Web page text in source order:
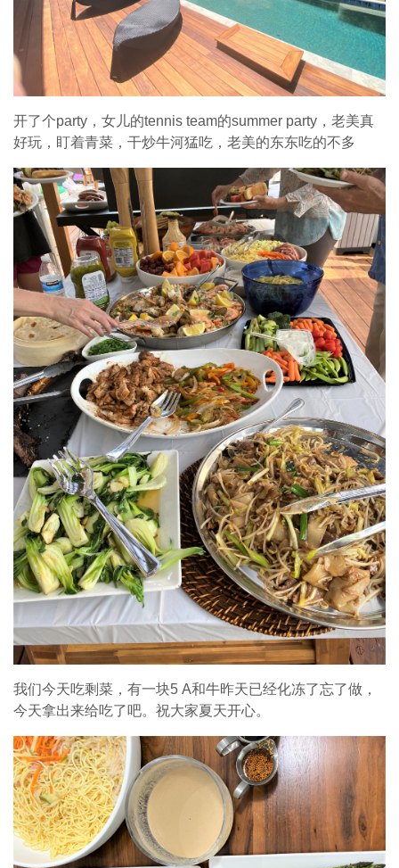
开了个party，女儿的tennis team的summer party，老美真
好玩，盯着青菜，干炒牛河猛吃，老美的东东吃的不多
我们今天吃剩菜，有一块5 A和牛昨天已经化冻了忘了做，
今天拿出来给吃了吧。祝大家夏天开心。